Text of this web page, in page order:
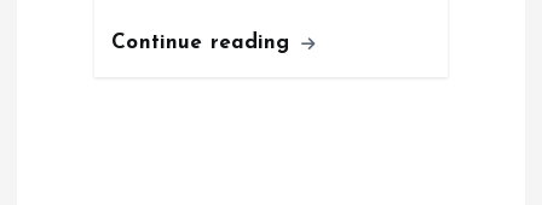
Continue reading